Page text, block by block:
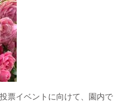
票イベントに向けて、園内で